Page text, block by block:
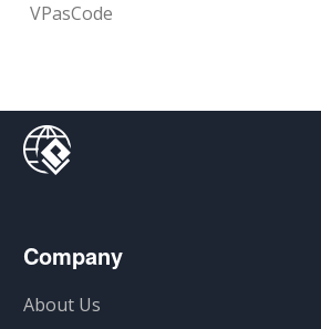
VPasCode
Company
About Us